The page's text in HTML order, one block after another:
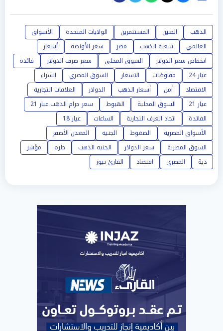
الذهب الصين المستثمرين الولايات المتحدة
الأسواق
العالمي
شعبة الذهب مصر سعر الأونصة
أسعار
انخفاض سعر الدولار
السوق المحلي سعر صرف الدولار
فائدة
عيار 24
مفاوضات الاسعار السوق المصري
الشراء
الاقتصاد
أمن أسعار الذهب الدولار
العلاقات التجارية
عيار 21
السوق المحلية الهبوط
سعر جرام الذهب عيار 21
الفائدة
اتحاد الغرف التجارية الساعات
عيار 18
الأسواق المصرية
الضغوط الجنيه
المعدن الأصفر
السوق المصرية
سعر الدولار الجنيه الذهب طره
مؤشر
دية
المصري اقتصاد القارئ نيوز